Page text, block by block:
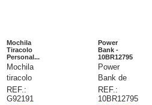
Mochila
Tiracolo
Personal...
Mochila
tiracolo
personalizada,
mochila
REF.:
G92191
Power
Bank -
10BR12795
Power
Bank de
metal,
botão
REF.:
10BR12795